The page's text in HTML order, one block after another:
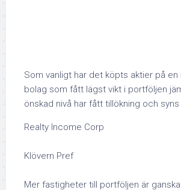
Som vanligt har det köpts aktier på en
bolag som fått lägst vikt i portföljen
önskad nivå har fått tillökning och syns
Realty Income Corp
Klövern Pref
Mer fastigheter till portföljen är